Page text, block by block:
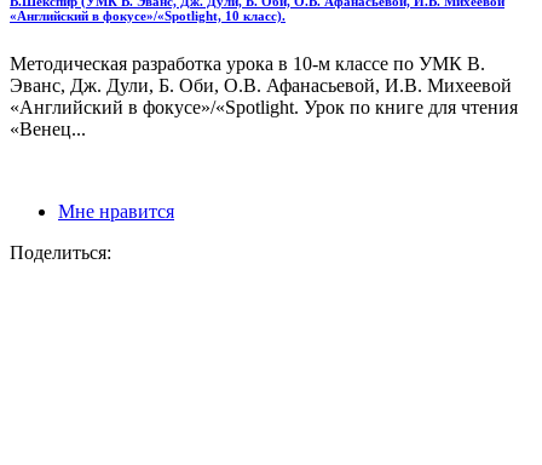
«Английский в фокусе»/«Spotlight, 10 класс).
Методическая разработка урока в 10-м классе по УМК В.
Эванс, Дж. Дули, Б. Оби, О.В. Афанасьевой, И.В. Михеевой
«Английский в фокусе»/«Spotlight. Урок по книге для чтения
«Венец...
Мне нравится
Поделиться: